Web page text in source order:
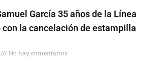
García 35 años de la Línea
con la cancelación de estampilla
No hay comentarios